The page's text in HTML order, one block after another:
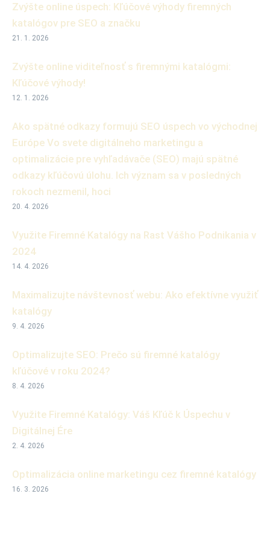
Zvýšte online úspech: Kľúčové výhody firemných
katalógov pre SEO a značku
21. 1. 2026
Zvýšte online viditeľnosť s firemnými katalógmi:
Kľúčové výhody!
12. 1. 2026
Ako spätné odkazy formujú SEO úspech vo východnej
Európe Vo svete digitálneho marketingu a
optimalizácie pre vyhľadávače (SEO) majú spätné
odkazy kľúčovú úlohu. Ich význam sa v posledných
rokoch nezmenil, hoci
20. 4. 2026
Využite Firemné Katalógy na Rast Vášho Podnikania v
2024
14. 4. 2026
Maximalizujte návštevnosť webu: Ako efektívne využiť
katalógy
9. 4. 2026
Optimalizujte SEO: Prečo sú firemné katalógy
kľúčové v roku 2024?
8. 4. 2026
Využite Firemné Katalógy: Váš Kľúč k Úspechu v
Digitálnej Ére
2. 4. 2026
Optimalizácia online marketingu cez firemné katalógy
16. 3. 2026